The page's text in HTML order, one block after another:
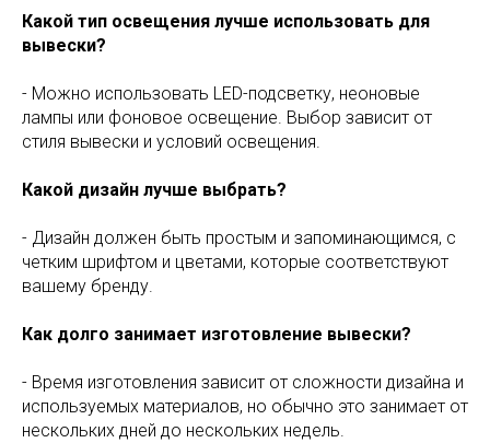
Какой тип освещения лучше использовать для
вывески?
- Можно использовать LED-подсветку, неоновые
лампы или фоновое освещение. Выбор зависит от
стиля вывески и условий освещения.
Какой дизайн лучше выбрать?
- Дизайн должен быть простым и запоминающимся, с
четким шрифтом и цветами, которые соответствуют
вашему бренду.
Как долго занимает изготовление вывески?
- Время изготовления зависит от сложности дизайна и
используемых материалов, но обычно это занимает от
нескольких дней до нескольких недель.